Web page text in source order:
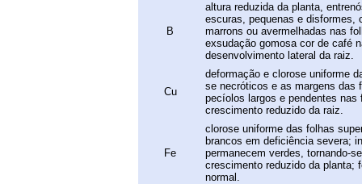
B
altura reduzida da planta,
escuras, pequenas e
marrons ou avermelhadas nas
exsudação gomosa cor de café
desenvolvimento lateral da raiz.
Cu
deformação e clorose uniforme
se necróticos e as margens das
pecíolos largos e pendentes
crescimento reduzido da raiz.
Fe
clorose uniforme das folhas
brancos em deficiência severa;
permanecem verdes, tornando-
crescimento reduzido da planta;
normal.